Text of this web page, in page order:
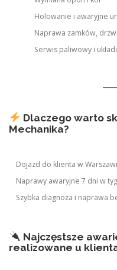
Holowanie i awaryjne
Naprawa zamków,
Serwis paliwowy i
Dlaczego warto
Mechanika?
Dojazd do klienta w
Naprawy awaryjne 7 dni w
Szybka diagnoza i naprawa
Najczęstsze
realizowane u